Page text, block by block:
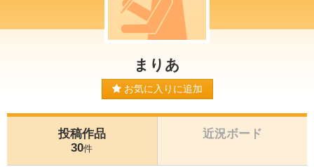
まりあ
お気に入りに追加
投稿作品
30件
近況ボード